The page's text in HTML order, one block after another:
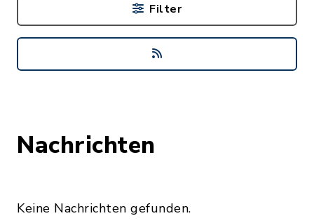
Nachrichten
Keine Nachrichten gefunden.
Filter